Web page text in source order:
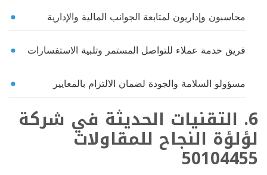
محاسبون وإداريون لمتابعة الجوانب المالية والإدارية
فريق خدمة عملاء للتواصل المستمر وتلبية الاستفسارات
مسؤولو السلامة والجودة لضمان الالتزام بالمعايير
6. التقنيات الحديثة في شركة
لؤلؤة النجاح للمقاولات
50104455